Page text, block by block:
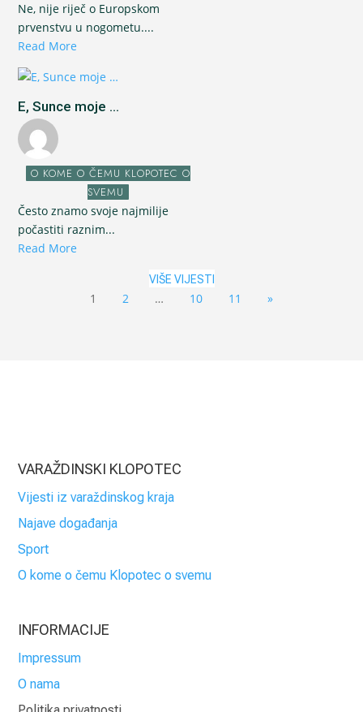
Ne, nije riječ o Europskom
prvenstvu u nogometu....
Read More
E, Sunce moje ...
O KOME O ČEMU KLOPOTEC O
SVEMU
Često znamo svoje najmilije
počastiti raznim...
Read More
VIŠE VIJESTI
1 2 … 10 11 »
VARAŽDINSKI KLOPOTEC
Vijesti iz varaždinskog kraja
Najave događanja
Sport
O kome o čemu Klopotec o svemu
INFORMACIJE
Impressum
O nama